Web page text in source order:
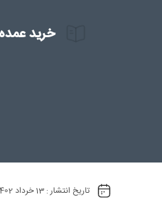
خرید
تاریخ انتشار :13 خرداد 1402